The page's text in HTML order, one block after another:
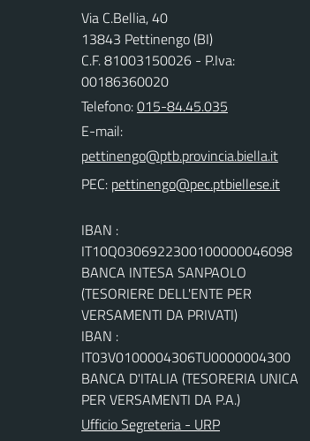
Via C.Bellia, 40
13843 Pettinengo (BI)
C.F. 81003150026 - P.Iva:
00186360020
Telefono:015-84.45.035
E-mail:
PEC:
IBAN :
IT10Q0306922300100000046098
BANCA INTESA SANPAOLO
(TESORIERE DELL'ENTE PER
VERSAMENTI DA PRIVATI)
IBAN :
IT03V0100004306TU0000004300
BANCA D'ITALIA (TESORERIA UNICA
PER VERSAMENTI DA P.A.)
Ufficio Segreteria - URP